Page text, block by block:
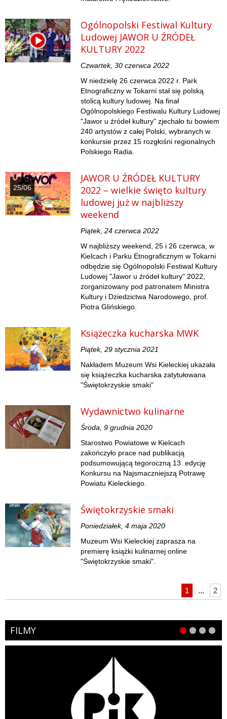
Ogólnopolski Festiwal Kultury
Ludowej JAWOR U ŹRÓDEŁ
KULTURY 2022
Czwartek, 30 czerwca 2022
W niedzielę 26 czerwca 2022 r. Park
Etnograficzny w Tokarni stał się polską
stolicą kultury ludowej. Na finał
Ogólnopolskiego Festiwalu Kultury Ludowej
"Jawor u źródeł kultury" zjechało tu bowiem
240 artystów z całej Polski, wybranych w
konkursie przez 15 rozgłośni regionalnych
Polskiego Radia.
25/06
JAWOR U ŹRÓDEŁ KULTURY
2022 – wielkie święto kultury
ludowej już w najbliższy
weekend
Piątek, 24 czerwca 2022
W najbliższy weekend, 25 i 26 czerwca, w
Kielcach i Parku Etnograficznym w Tokarni
odbędzie się Ogólnopolski Festiwal Kultury
Ludowej "Jawor u źródeł kultury" 2022,
zorganizowany pod patronatem Ministra
Kultury i Dziedzictwa Narodowego, prof.
Piotra Glińskiego.
Książeczka kucharska MWK
Piątek, 29 stycznia 2021
Nakładem Muzeum Wsi Kieleckiej ukazała
się książeczka kucharska zatytułowana
"Świętokrzyskie smaki"
Wydawnictwo kulinarne
Środa, 9 grudnia 2020
Starostwo Powiatowe w Kielcach
zakończyło prace nad publikacją
podsumowującą tegoroczną 13. edycję
Konkursu na Najsmaczniejszą Potrawę
Powiatu Kieleckiego.
Świętokrzyskie smaki
Poniedziałek, 4 maja 2020
Muzeum Wsi Kieleckiej zaprasza na
premierę książki kulinarnej online
"Świętokrzyskie smaki".
1 ... 2
FILMY